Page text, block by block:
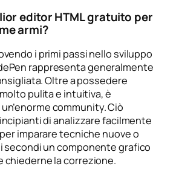
editor HTML gratuito per
armi?
i primi passi nello sviluppo
rappresenta generalmente
Oltre a possedere
pulita e intuitiva, è
community. Ciò
di analizzare facilmente
imparare tecniche nuove o
secondi un componente grafico
chiederne la correzione.